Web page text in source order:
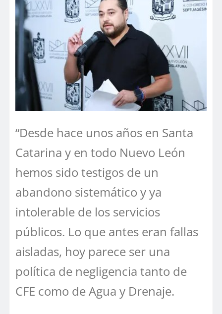
“Desde hace unos años en Santa
Catarina y en todo Nuevo León
hemos sido testigos de un
abandono sistemático y ya
intolerable de los servicios
públicos. Lo que antes eran fallas
aisladas, hoy parece ser una
política de negligencia tanto de
CFE como de Agua y Drenaje.